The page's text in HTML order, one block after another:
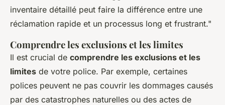
inventaire détaillé peut faire la différence entre une
réclamation rapide et un processus long et frustrant."
Comprendre les exclusions et les limites
Il est crucial de comprendre les exclusions et les
limites de votre police. Par exemple, certaines
polices peuvent ne pas couvrir les dommages causés
par des catastrophes naturelles ou des actes de